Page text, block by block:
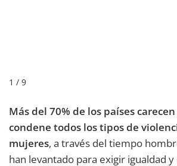
1 / 9
Más del 70% de los países
condene todos los tipos de
mujeres, a través del tiempo
han levantado para exigir igualdad